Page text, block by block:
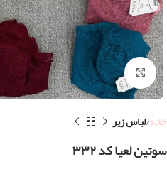
بزرگنمایی تصویر
خانه لباس زیر
سوتین لعیا کد ۳۳۲